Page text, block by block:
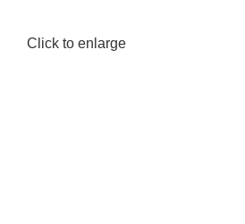
Click to enlarge